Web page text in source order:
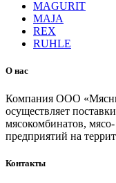
MAGURIT
MAJA
REX
RUHLE
О нас
Компания ООО
осуществляет
мясокомбинатов,
предприятий на
Контакты